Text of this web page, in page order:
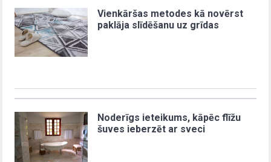
Vienkāršas metodes kā novērst
paklāja slīdēšanu uz grīdas
Noderīgs ieteikums, kāpēc flīžu
šuves ieberzēt ar sveci